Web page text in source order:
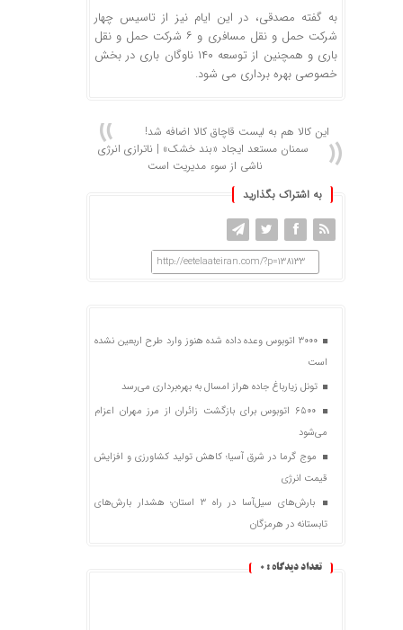
به گفته مصدقی، در این ایام نیز از تاسیس چهار
شرکت حمل و نقل مسافری و ۶ شرکت حمل و نقل
باری و همچنین از توسعه ۱۴۰ ناوگان باری در بخش
خصوصی بهره برداری می شود.
این کالا هم به لیست قاچاق کالا اضافه شد!
سمنان مستعد ایجاد «بند خشک» | ناترازی انرژی
ناشی از سوء مدیریت است
به اشتراک بگذارید
http://eetelaateiran.com/?p=138133
۳۰۰۰ اتوبوس وعده داده شده هنوز وارد طرح اربعین نشده
است
تونل زیارباغ جاده هراز امسال به بهره‌برداری می‌رسد
۶۵۰۰ اتوبوس برای بازگشت زائران از مرز مهران اعزام
می‌شود
موج گرما در شرق آسیا؛ کاهش تولید کشاورزی و افزایش
قیمت انرژی
بارش‌های سیل‌آسا در راه ۳ استان؛ هشدار بارش‌های
تابستانه در هرمزگان
تعداد دیدگاه : 0